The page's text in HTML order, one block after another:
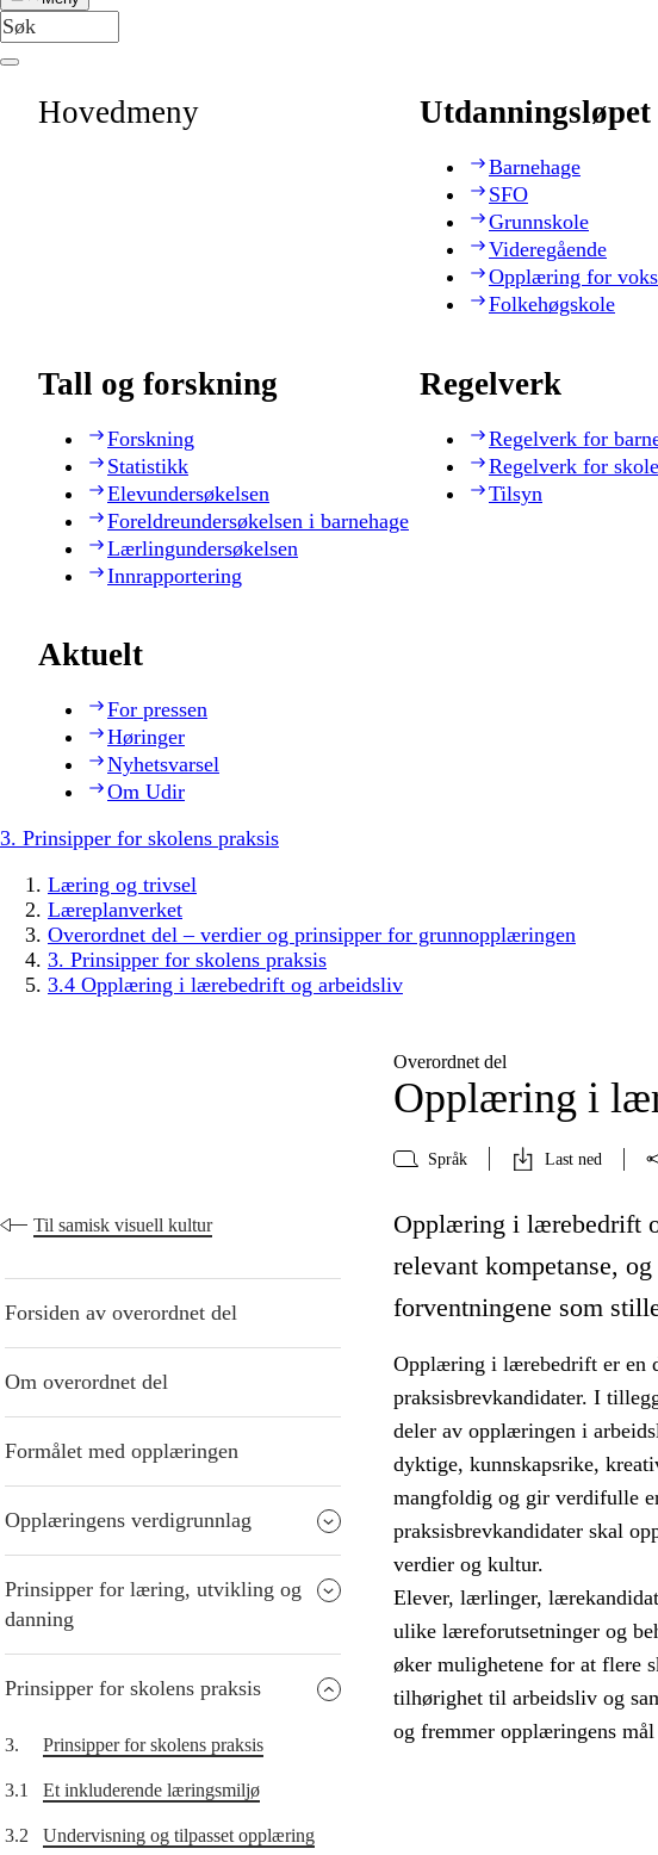
Hovedmeny Utdanningsløpet
Barnehage
SFO
Grunnskole
Videregående
Opplæring for
Folkehøgskole
Tall og forskning
Forskning
Statistikk
Elevundersøkelsen
Foreldreundersøkelsen i barnehage
Lærlingundersøkelsen
Innrapportering
Regelverk
Regelverk for
Regelverk for
Tilsyn
Aktuelt
For pressen
Høringer
Nyhetsvarsel
Om Udir
3. Prinsipper for skolens praksis
Læring og trivsel
Læreplanverket
Overordnet del – verdier og prinsipper for grunnopplæringen
3. Prinsipper for skolens praksis
3.4 Opplæring i lærebedrift og arbeidsliv
Overordnet del
Opplæring i
Språk Last ned
Til samisk visuell kultur
Forsiden av overordnet del
Om overordnet del
Formålet med opplæringen
Opplæringens verdigrunnlag
Prinsipper for læring, utvikling og
danning
Prinsipper for skolens praksis
3. Prinsipper for skolens praksis
3.1 Et inkluderende læringsmiljø
3.2 Undervisning og tilpasset opplæring
Opplæring i lærebedrift
relevant kompetanse,
forventningene som
Opplæring i lærebedrift er en
praksisbrevkandidater. I
deler av opplæringen i
dyktige, kunnskapsrike,
mangfoldig og gir verdifulle
praksisbrevkandidater skal
verdier og kultur.
Elever, lærlinger,
ulike læreforutsetninger og
øker mulighetene for at flere
tilhørighet til arbeidsliv og
og fremmer opplæringens